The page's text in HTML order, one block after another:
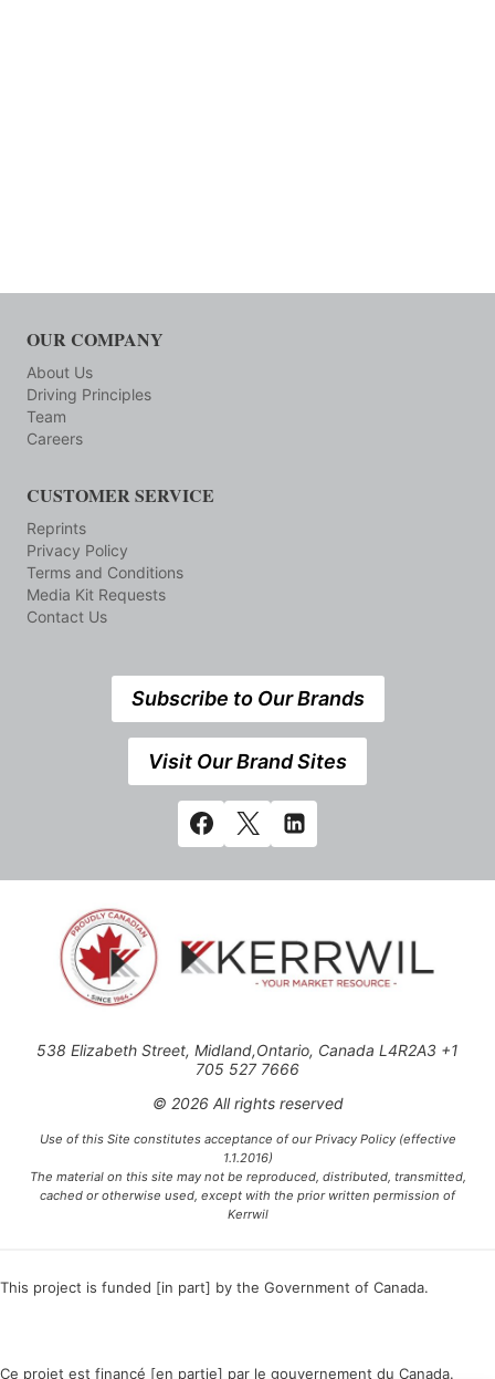
OUR COMPANY
About Us
Driving Principles
Team
Careers
CUSTOMER SERVICE
Reprints
Privacy Policy
Terms and Conditions
Media Kit Requests
Contact Us
Subscribe to Our Brands
Visit Our Brand Sites
538 Elizabeth Street, Midland,Ontario, Canada L4R2A3 +1
705 527 7666
© 2026 All rights reserved
Use of this Site constitutes acceptance of our Privacy Policy (effective
1.1.2016)
The material on this site may not be reproduced, distributed, transmitted,
cached or otherwise used, except with the prior written permission of
Kerrwil
This project is funded [in part] by the Government of Canada.
Ce projet est financé [en partie] par le gouvernement du Canada.